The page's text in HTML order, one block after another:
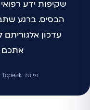
שקיפות ידע
הבסיס. ברגע
עדכון
אתכם
מייסד Topeak · מומחה קידום ובניית אתרים